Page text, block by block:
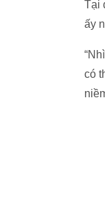
Tại
ấy
có